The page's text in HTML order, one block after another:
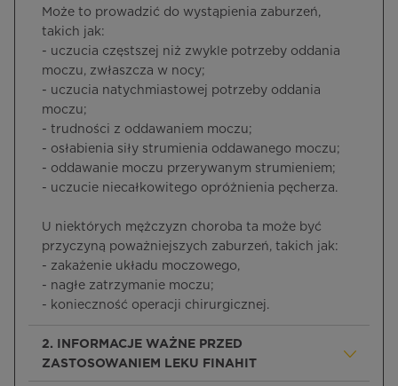
Może to prowadzić do wystąpienia zaburzeń,
takich jak:
- uczucia częstszej niż zwykle potrzeby oddania
moczu, zwłaszcza w nocy;
- uczucia natychmiastowej potrzeby oddania
moczu;
- trudności z oddawaniem moczu;
- osłabienia siły strumienia oddawanego moczu;
- oddawanie moczu przerywanym strumieniem;
- uczucie niecałkowitego opróżnienia pęcherza.
U niektórych mężczyzn choroba ta może być
przyczyną poważniejszych zaburzeń, takich jak:
- zakażenie układu moczowego,
- nagłe zatrzymanie moczu;
- konieczność operacji chirurgicznej.
2. INFORMACJE WAŻNE PRZED
ZASTOSOWANIEM LEKU FINAHIT